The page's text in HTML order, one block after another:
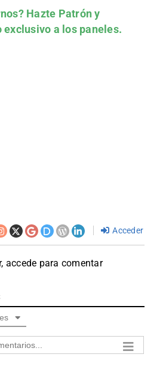
Hazte Patróny
exclusivo a los paneles.
Acceder
accede para comentar